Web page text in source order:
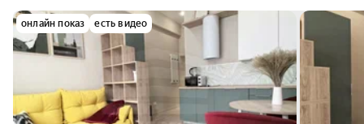
онлайн показ есть видео